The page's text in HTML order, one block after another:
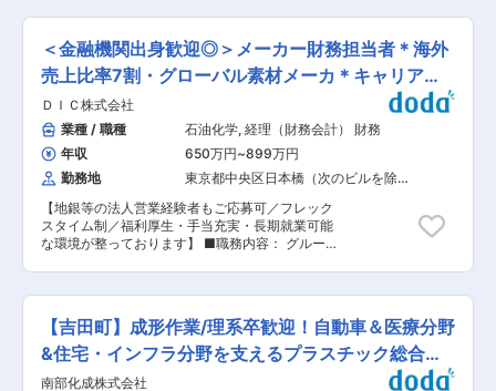
行います。業務に必要な資格の支援も行っており
ます。 ■働き方： ・4直3交替：16日間で1サイク
ル（実働7時間10分、休憩80分） 朝勤（4日）→
休→夜勤（4日）→明休→休→夕勤（4日）→休 ※
勤務終了から翌日の勤務開始までの時間を「11時
間以上」とし生活時間や睡眠時間を確保する勤務
間インターバルを採用しています。 ■当社の魅
力： ◎技術力・許認可ビジネスのため、競合他社
の参入障壁が高く、全く同じ事業を行っている競
合会社はありません。 ◎SDGsやESGへの意識の
高まりにより、注目が集まっています。実際に業
績は右肩上がりで推移しており今後も成長が見込
タイム制を導入しており、働きやすい環境 ◎着実
にレベルアップできれば年齢に関係なく評価され
を維持しやすい体系 ◎中途採用比率が高く、馴染
みやすい環境 変更の範囲：会社の定める業務
料分野で高い技術力を有し、伊勢原工場では安定
した生産体制と安全性の両立を追求しています。
■採用背景 設備保全体制の強化と生産性向上を目
的とした増員採用です。設備更新や改善活動を継
続的に推進するため、機械・電気の知見を有する
技術人材を迎え、組織力強化を図ります。 ■業務
内容 設備保全や工事管理を通じて、安全かつ安定
した生産体制の維持・向上を実現します。設備課
題を発見し、協力会社や社内関係者と連携しなが
ら改善活動を推進していただきます。 ・協力会
点検、保全計画の立案・改善活動 ・設備トラブル
分析および再発防止策の推進 ・設備関連情報や保
全記録の管理、共有 ・生産性、安全性、設備信頼
部門、生産技術、QC部門、ESH部門などが連携
して工場運営を行っています。 ■サポート体制
入社後は設備保全や工事管理業務から担当いただ
きます。経験豊富な先輩社員によるOJTを中心に
＜金融機関出身歓迎◎＞メーカー財務担当者＊海外
売上比率7割・グローバル素材メーカ＊キャリアパ
ス充実
ＤＩＣ株式会社
業種 / 職種
石油化学, 経理（財務会計） 財務
年収
650万円~899万円
勤務地
東京都中央区日本橋（次のビルを除
【地銀等の法人営業経験者もご応募可／フレック
スタイム制／福利厚生・手当充実・長期就業可能
な環境が整っております】 ■職務内容： グルー
に携わっていただきます。※ご経験によってアサ
インいたします。 ・グループ為替・資金調達 ・
グループ会社に対する財務支援 ・グループ財務ガ
バナンス体制の強化 本ポジションでは担当者を募
集いたします。 ■配属予定部署 財務経理部門
財務部 人員構成：管理職2名、一般社員6名 20
【吉田町】成形作業/理系卒歓迎！自動車＆医療分野
&住宅・インフラ分野を支えるプラスチック総合メ
ーカー
南部化成株式会社